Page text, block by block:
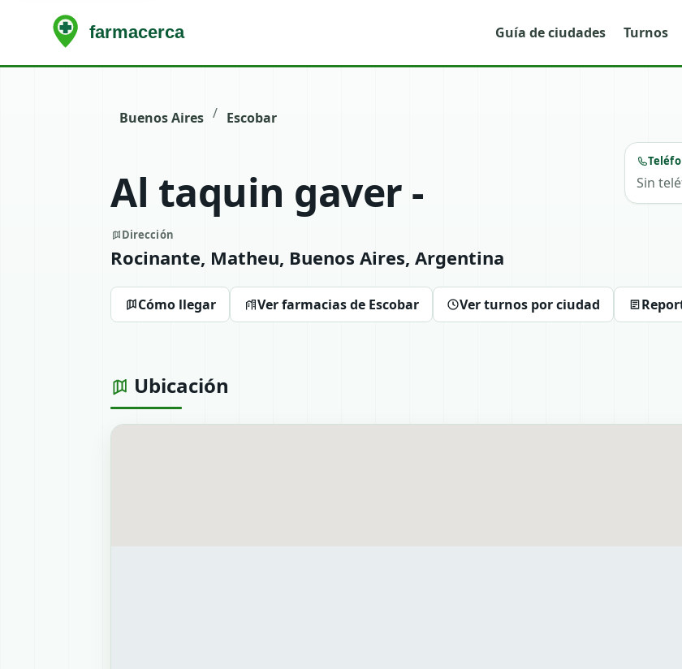
Guía de ciudades Turnos
Buenos Aires / Escobar
Al taquin gaver -
Dirección
Rocinante, Matheu, Buenos Aires, Argentina
Sin
Cómo llegar Ver farmacias de Escobar Ver turnos por ciudad
Ubicación